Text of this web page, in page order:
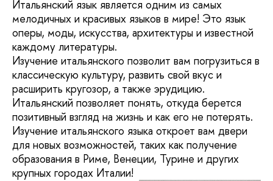
Итальянский язык является одним из самых
мелодичных и красивых языков в мире! Это язык
оперы, моды, искусства, архитектуры и известной
каждому литературы.
Изучение итальянского позволит вам погрузиться в
классическую культуру, развить свой вкус и
расширить кругозор, а также эрудицию.
Итальянский позволяет понять, откуда берется
позитивный взгляд на жизнь и как его не потерять.
Изучение итальянского языка откроет вам двери
для новых возможностей, таких как получение
образования в Риме, Венеции, Турине и других
крупных городах Италии!